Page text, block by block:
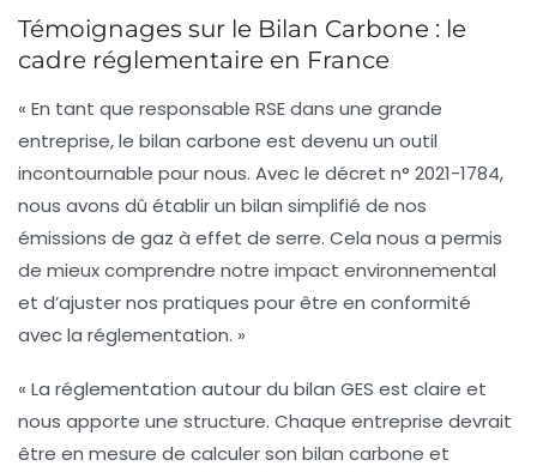
Témoignages sur le Bilan Carbone : le
cadre réglementaire en France
« En tant que responsable RSE dans une grande
entreprise, le bilan carbone est devenu un outil
incontournable pour nous. Avec le décret n° 2021-1784,
nous avons dû établir un bilan simplifié de nos
émissions de gaz à effet de serre. Cela nous a permis
de mieux comprendre notre impact environnemental
et d’ajuster nos pratiques pour être en conformité
avec la réglementation. »
« La réglementation autour du bilan GES est claire et
nous apporte une structure. Chaque entreprise devrait
être en mesure de calculer son bilan carbone et